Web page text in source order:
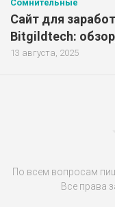
Сомнительные
Сайт для
Bitgildtech:
13 августа, 2025
По всем вопросам
Все права